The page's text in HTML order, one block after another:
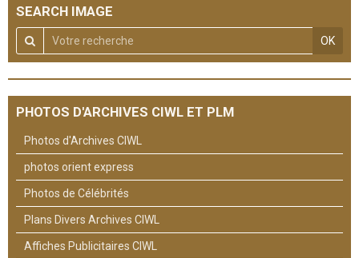
SEARCH IMAGE
OK
PHOTOS D'ARCHIVES CIWL ET PLM
Photos d'Archives CIWL
photos orient express
Photos de Célébrités
Plans Divers Archives CIWL
Affiches Publicitaires CIWL